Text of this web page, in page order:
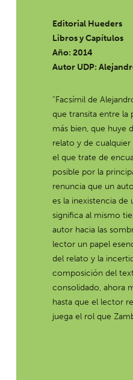
Editorial Hueders
Libros y Capítulos
Año: 2014
Autor UDP:
“Facsímil de
que transita entre la
más bien, que huye
relato y de
el que trate de
posible por la
renuncia que un
es la inexistencia de
significa al mismo
autor hacia las
lector un papel
del relato y la
composición del
consolidado, ahora
hasta que el lector
juega el rol que